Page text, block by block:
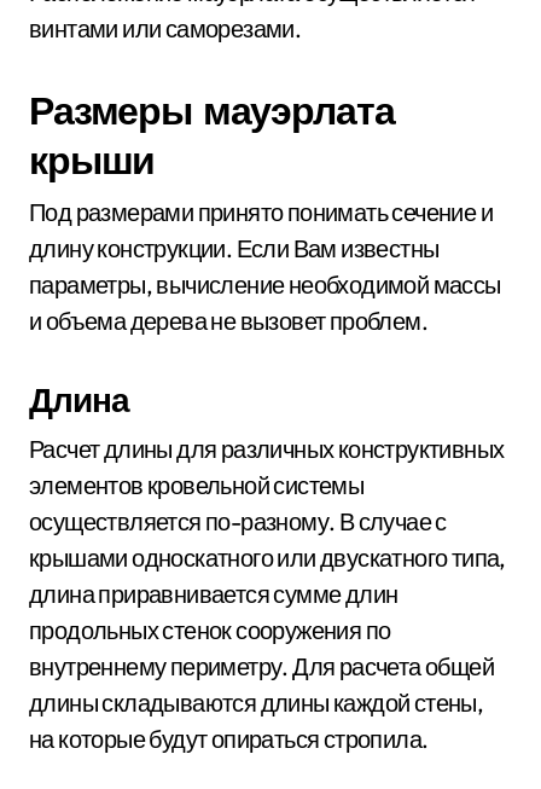
винтами или саморезами.
Размеры мауэрлата
крыши
Под размерами принято понимать сечение и
длину конструкции. Если Вам известны
параметры, вычисление необходимой массы
и объема дерева не вызовет проблем.
Длина
Расчет длины для различных конструктивных
элементов кровельной системы
осуществляется по-разному. В случае с
крышами односкатного или двускатного типа,
длина приравнивается сумме длин
продольных стенок сооружения по
внутреннему периметру. Для расчета общей
длины складываются длины каждой стены,
на которые будут опираться стропила.